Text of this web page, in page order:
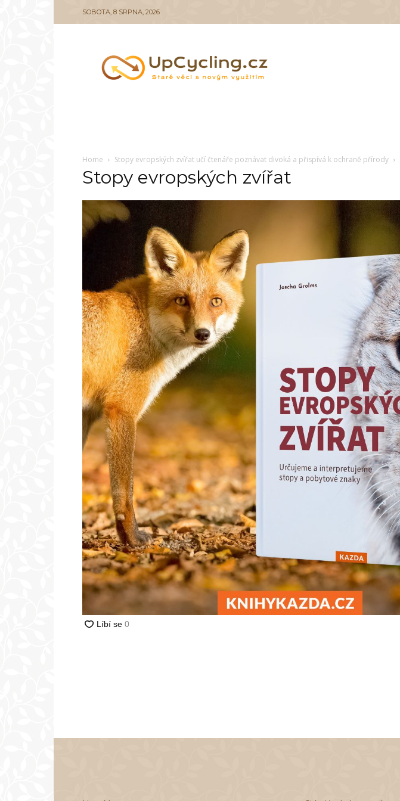
SOBOTA, 8 SRPNA, 2026
Home Stopy evropských zvířat učí čtenáře poznávat divoká a přispívá k ochraně přírody
Stopy evropských zvířat